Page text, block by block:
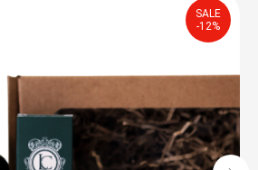
SALE
-12%